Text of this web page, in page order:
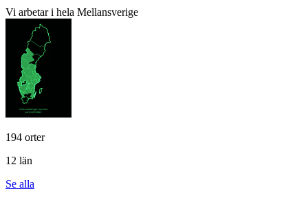
Vi arbetar i hela Mellansverige
194 orter
12 län
Se alla